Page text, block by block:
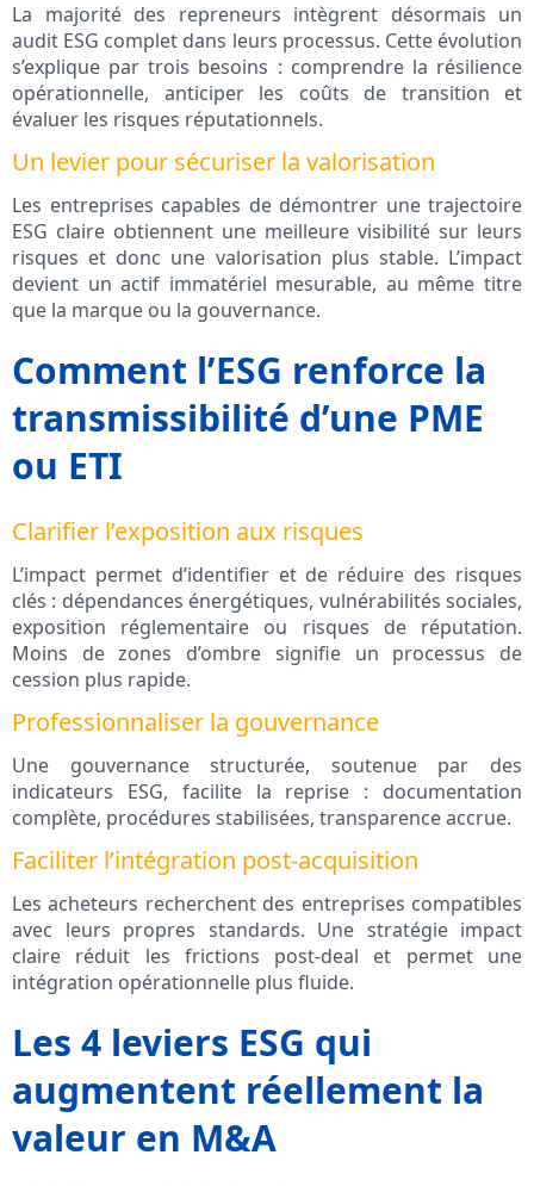
La majorité des repreneurs intègrent désormais un
audit ESG complet dans leurs processus. Cette évolution
s’explique par trois besoins : comprendre la résilience
opérationnelle, anticiper les coûts de transition et
évaluer les risques réputationnels.
Un levier pour sécuriser la valorisation
Les entreprises capables de démontrer une trajectoire
ESG claire obtiennent une meilleure visibilité sur leurs
risques et donc une valorisation plus stable. L’impact
devient un actif immatériel mesurable, au même titre
que la marque ou la gouvernance.
Comment l’ESG renforce la
transmissibilité d’une PME
ou ETI
Clarifier l’exposition aux risques
L’impact permet d’identifier et de réduire des risques
clés : dépendances énergétiques, vulnérabilités sociales,
exposition réglementaire ou risques de réputation.
Moins de zones d’ombre signifie un processus de
cession plus rapide.
Professionnaliser la gouvernance
Une gouvernance structurée, soutenue par des
indicateurs ESG, facilite la reprise : documentation
complète, procédures stabilisées, transparence accrue.
Faciliter l’intégration post‑acquisition
Les acheteurs recherchent des entreprises compatibles
avec leurs propres standards. Une stratégie impact
claire réduit les frictions post‑deal et permet une
intégration opérationnelle plus fluide.
Les 4 leviers ESG qui
augmentent réellement la
valeur en M&A